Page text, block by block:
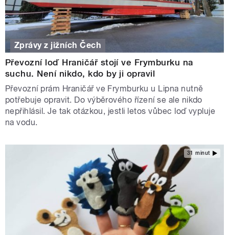
Zprávy z jižních Čech
Převozní loď Hraničář stojí ve Frymburku na
suchu. Není nikdo, kdo by ji opravil
Převozní prám Hraničář ve Frymburku u Lipna nutně
potřebuje opravit. Do výběrového řízení se ale nikdo
nepřihlásil. Je tak otázkou, jestli letos vůbec loď vypluje
na vodu.
31 minut